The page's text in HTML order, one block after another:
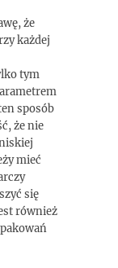
że
każdej
tym
sposób
że nie
mieć
się
również